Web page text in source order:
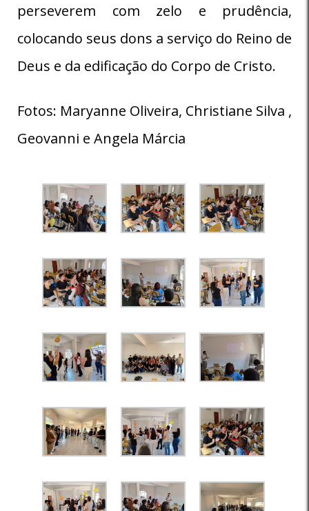
perseverem com zelo e prudência,
colocando seus dons a serviço do Reino de
Deus e da edificação do Corpo de Cristo.
Fotos: Maryanne Oliveira, Christiane Silva ,
Geovanni e Angela Márcia